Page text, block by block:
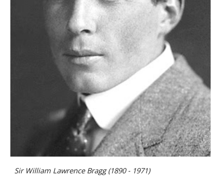
Sir William Lawrence Bragg (1890 - 1971)